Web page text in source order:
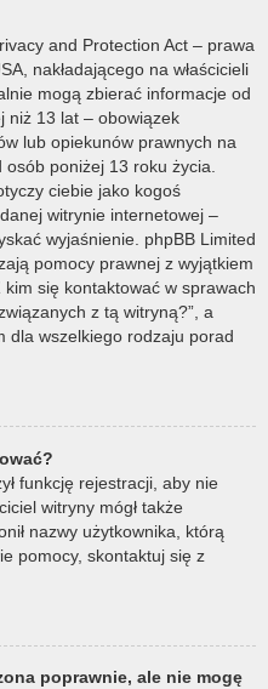
and Protection Act – prawa
nakładającego na właścicieli
mogą zbierać informacje od
niż 13 lat – obowiązek
lub opiekunów prawnych na
poniżej 13 roku życia.
ciebie jako kogoś
witrynie internetowej –
wyjaśnienie. phpBB Limited
pomocy prawnej z wyjątkiem
się kontaktować w sprawach
z tą witryną?”, a
dla wszelkiego rodzaju porad
funkcję rejestracji, aby nie
witryny mógł także
nazwy użytkownika, którą
pomocy, skontaktuj się z
poprawnie, ale nie mogę